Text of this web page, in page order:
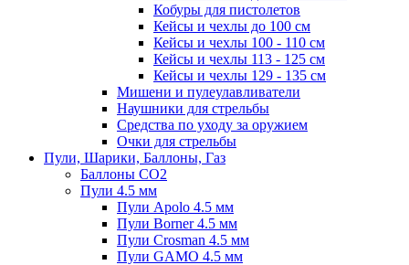
Кобуры для пистолетов
Кейсы и чехлы до 100 см
Кейсы и чехлы 100 - 110 см
Кейсы и чехлы 113 - 125 см
Кейсы и чехлы 129 - 135 см
Мишени и пулеулавливатели
Наушники для стрельбы
Средства по уходу за оружием
Очки для стрельбы
Пули, Шарики, Баллоны, Газ
Баллоны CO2
Пули 4.5 мм
Пули Apolo 4.5 мм
Пули Borner 4.5 мм
Пули Crosman 4.5 мм
Пули GAMO 4.5 мм